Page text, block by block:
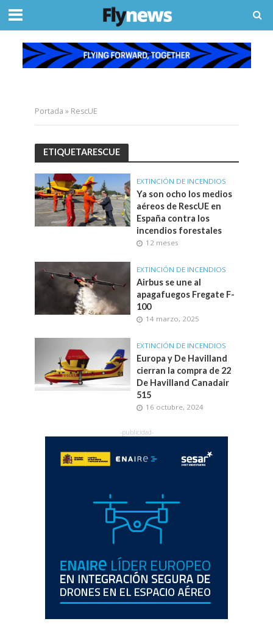
Portada » RescUE
ETIQUETARESCUE
EXTINCIÓN DE INCENDIOS
Ya son ocho los medios
aéreos de RescUE en
España contra los
incendios forestales
12 meses
EXTINCIÓN DE INCENDIOS
Airbus se une al
apagafuegos Fregate F-
100
14 marzo, 2025
EXTINCIÓN DE INCENDIOS
Europa y De Havilland
cierran la compra de 22
De Havilland Canadair
515
16 octubre, 2024